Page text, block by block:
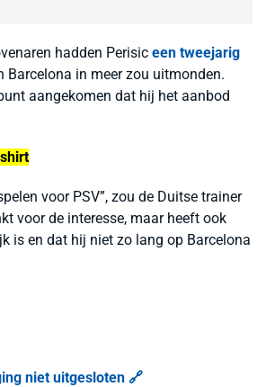
hadden Perisic een tweejarig
Barcelona in meer zou uitmonden.
aangekomen dat hij het aanbod
voor PSV”, zou de Duitse trainer
voor de interesse, maar heeft ook
is en dat hij niet zo lang op Barcelona
niet uitgesloten 🔗